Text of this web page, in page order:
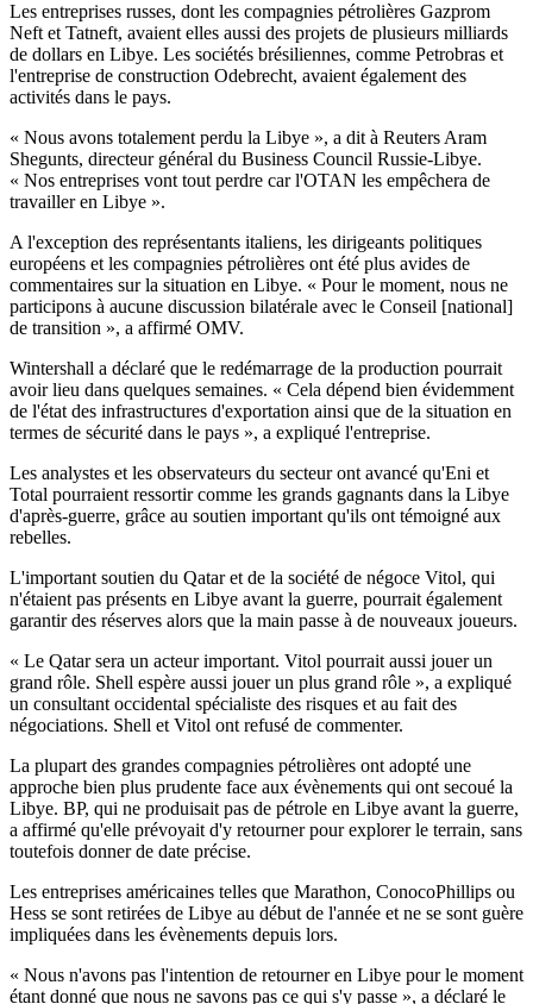
Les entreprises russes, dont les compagnies pétrolières Gazprom
Neft et Tatneft, avaient elles aussi des projets de plusieurs milliards
de dollars en Libye. Les sociétés brésiliennes, comme Petrobras et
l'entreprise de construction Odebrecht, avaient également des
activités dans le pays.
« Nous avons totalement perdu la Libye », a dit à Reuters Aram
Shegunts, directeur général du Business Council Russie-Libye.
« Nos entreprises vont tout perdre car l'OTAN les empêchera de
travailler en Libye ».
A l'exception des représentants italiens, les dirigeants politiques
européens et les compagnies pétrolières ont été plus avides de
commentaires sur la situation en Libye. « Pour le moment, nous ne
participons à aucune discussion bilatérale avec le Conseil [national]
de transition », a affirmé OMV.
Wintershall a déclaré que le redémarrage de la production pourrait
avoir lieu dans quelques semaines. « Cela dépend bien évidemment
de l'état des infrastructures d'exportation ainsi que de la situation en
termes de sécurité dans le pays », a expliqué l'entreprise.
Les analystes et les observateurs du secteur ont avancé qu'Eni et
Total pourraient ressortir comme les grands gagnants dans la Libye
d'après-guerre, grâce au soutien important qu'ils ont témoigné aux
rebelles.
L'important soutien du Qatar et de la société de négoce Vitol, qui
n'étaient pas présents en Libye avant la guerre, pourrait également
garantir des réserves alors que la main passe à de nouveaux joueurs.
« Le Qatar sera un acteur important. Vitol pourrait aussi jouer un
grand rôle. Shell espère aussi jouer un plus grand rôle », a expliqué
un consultant occidental spécialiste des risques et au fait des
négociations. Shell et Vitol ont refusé de commenter.
La plupart des grandes compagnies pétrolières ont adopté une
approche bien plus prudente face aux évènements qui ont secoué la
Libye. BP, qui ne produisait pas de pétrole en Libye avant la guerre,
a affirmé qu'elle prévoyait d'y retourner pour explorer le terrain, sans
toutefois donner de date précise.
Les entreprises américaines telles que Marathon, ConocoPhillips ou
Hess se sont retirées de Libye au début de l'année et ne se sont guère
impliquées dans les évènements depuis lors.
« Nous n'avons pas l'intention de retourner en Libye pour le moment
étant donné que nous ne savons pas ce qui s'y passe », a déclaré le